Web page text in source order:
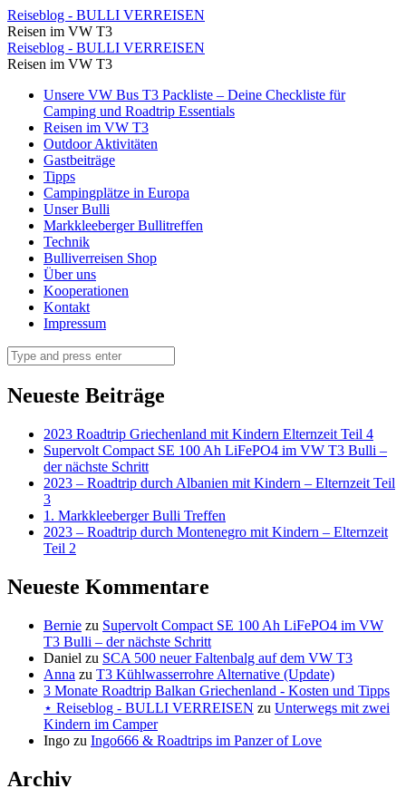
Fährenplan
von
Venedig
Reiseblog
BULLI
VERREISEN
Reiseblog - BULLI VERREISEN
Reisen im VW T3
Fährenplan
von
Venedig
Reiseblog
BULLI
VERREISEN
Reiseblog - BULLI VERREISEN
Reisen im VW T3
Skip
content
Unsere VW Bus T3 Packliste – Deine Checkliste für
Camping und Roadtrip Essentials
Reisen im VW T3
Outdoor Aktivitäten
Gastbeiträge
Tipps
Campingplätze in Europa
Unser Bulli
Markkleeberger Bullitreffen
Technik
Bulliverreisen Shop
Über uns
Kooperationen
Kontakt
Impressum
Search
Neueste Beiträge
2023 Roadtrip Griechenland mit Kindern Elternzeit Teil 4
Supervolt Compact SE 100 Ah LiFePO4 im VW T3 Bulli –
der nächste Schritt
2023 – Roadtrip durch Albanien mit Kindern – Elternzeit Teil
3
1. Markkleeberger Bulli Treffen
2023 – Roadtrip durch Montenegro mit Kindern – Elternzeit
Teil 2
Neueste Kommentare
Bernie zu Supervolt Compact SE 100 Ah LiFePO4 im VW
T3 Bulli – der nächste Schritt
Daniel zu SCA 500 neuer Faltenbalg auf dem VW T3
Anna zu T3 Kühlwasserrohre Alternative (Update)
3 Monate Roadtrip Balkan Griechenland - Kosten und Tipps
⋆ Reiseblog - BULLI VERREISEN zu Unterwegs mit zwei
Kindern im Camper
Ingo zu Ingo666 & Roadtrips im Panzer of Love
Archiv